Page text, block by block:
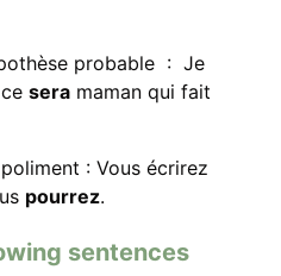
probable : Je
sera maman qui fait
: Vous écrirez
pourrez.
sentences